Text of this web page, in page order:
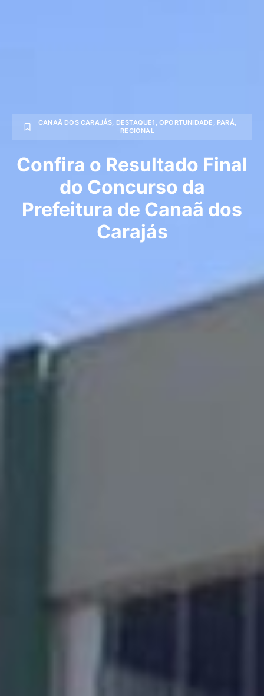
CANAÃ DOS CARAJÁS, DESTAQUE1 ,OPORTUNIDADE , PARÁ,
REGIONAL
Confira o Resultado Final
do Concurso da
Prefeitura de Canaã dos
Carajás